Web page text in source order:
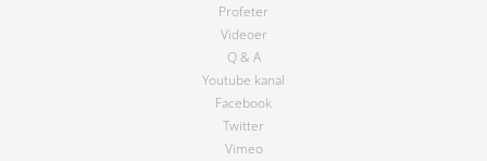
Profeter
Videoer
Q & A
Youtube kanal
Facebook
Twitter
Vimeo